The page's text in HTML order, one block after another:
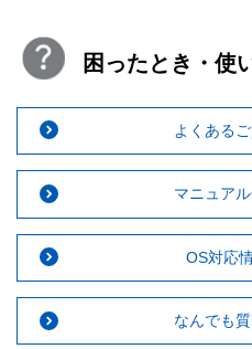
困ったとき・使
よくある
マニュア
OS対応
なんでも